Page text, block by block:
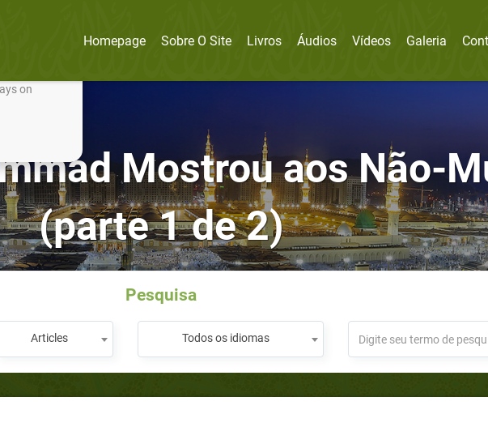
improve it.
on
Homepage Sobre O Site Livros Áudios Vídeos Galeria
Mostrou aos Não-
(parte 1 de 2)
Pesquisa
Articles Todos os idiomas